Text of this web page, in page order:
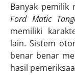
Banyak
Ford Matic
memiliki
lain. Sistem
benar benar
hasil